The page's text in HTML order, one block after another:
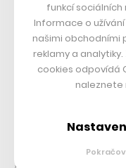
„Během pěti měsíců
funkcí sociálních
Informace o
našimi obchodními
reklamy a
cookies odpovídá
naleznete